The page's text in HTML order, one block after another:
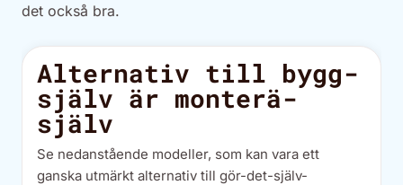
det också bra.
Alternativ till bygg-
själv är monterä-
själv
Se nedanstående modeller, som kan vara ett
ganska utmärkt alternativ till gör-det-själv-